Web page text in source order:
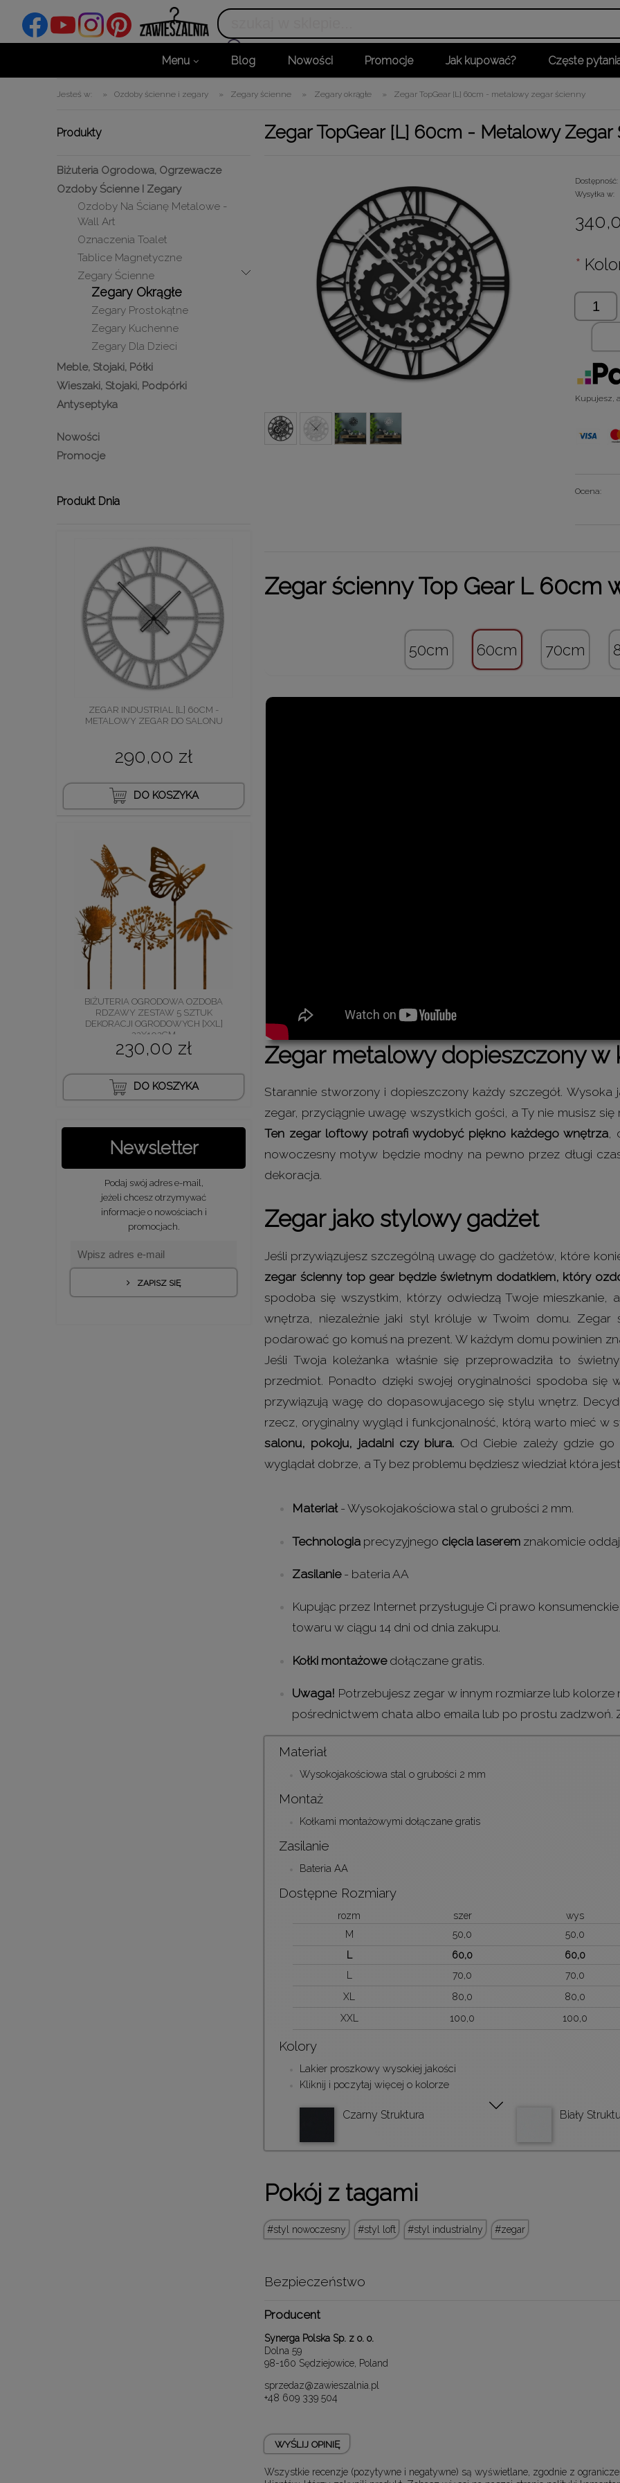
Menu Blog Nowości Promocje Jak kupować? Częste
Jesteś w: » Ozdoby ścienne i zegary » Zegary ścienne » Zegary okrągłe » Zegar TopGear [L] 60cm - metalowy zegar ścienny
Produkty
Biżuteria Ogrodowa, Ogrzewacze
Ozdoby Ścienne I Zegary
Ozdoby Na Ścianę Metalowe -
Wall Art
Oznaczenia Toalet
Tablice Magnetyczne
Zegary Ścienne
Zegary Okrągłe
Zegary Prostokątne
Zegary Kuchenne
Zegary Dla Dzieci
Meble, Stojaki, Półki
Wieszaki, Stojaki, Podpórki
Antyseptyka
Nowości
Promocje
Produkt Dnia
ZEGAR INDUSTRIAL [L] 60CM -
METALOWY ZEGAR DO SALONU
290,00 zł
DO KOSZYKA
BIŻUTERIA OGRODOWA OZDOBA
RDZAWY ZESTAW 5 SZTUK
DEKORACJI OGRODOWYCH [XXL]
22X102CM
230,00 zł
DO KOSZYKA
Newsletter
Podaj swój adres e-mail,
jeżeli chcesz otrzymywać
informacje o nowościach i
promocjach.
ZAPISZ SIĘ
Zegar TopGear [L] 60cm - Metalowy Zegar
Dostępność:
Wysyłka w:
*
Kupujesz,
Ocena:
Zegar ściennyTop Gear L 60cm
50cm 60cm 70cm
Zegar metalowy dopieszczony w
Starannie stworzony i dopieszczony każdy szczegół.
zegar, przyciągnie uwagę wszystkich gości, a Ty nie musisz
Ten zegar loftowy potrafi wydobyć piękno każdego wnętrza,
nowoczesny motyw będzie modny na pewno przez długi
dekoracja.
Zegar jako stylowy gadżet
Jeśli przywiązujesz szczególną uwagę do gadżetów, które
zegar ścienny top gear będzie świetnym dodatkiem, który
spodoba się wszystkim, którzy odwiedzą Twoje mieszkanie,
wnętrza, niezależnie jaki styl króluje w Twoim domu. Zegar
podarować go komuś na prezent. W każdym domu powinien
Jeśli Twoja koleżanka właśnie się przeprowadziła to
przedmiot. Ponadto dzięki swojej oryginalności spodoba się
przywiązują wagę do dopasowujacego się stylu wnętrz.
rzecz, oryginalny wygląd i funkcjonalność, którą warto mieć w
salonu, pokoju, jadalni czy biura. Od Ciebie zależy gdzie go
wyglądał dobrze, a Ty bez problemu będziesz wiedział która
Materiał- Wysokojakościowa stal o grubości 2 mm.
Technologia precyzyjnego cięcia laserem znakomicie
Zasilanie- bateria AA
Kupując przez Internet przysługuje Ci prawo
towaru w ciągu 14 dni od dnia zakupu.
Kołki montażowedołączane gratis.
Uwaga! Potrzebujesz zegar w innym rozmiarze lub
pośrednictwem chata albo emaila lub po prostu zadzwoń.
Materiał
Wysokojakościowa stal o grubości 2 mm
Montaż
Kołkami montażowymi dołączane gratis
Zasilanie
Bateria AA
Dostępne Rozmiary
rozm szer wys
M
50,0 50,0
L
60,0 60,0
70,0 70,0
XL
80,0 80,0
XXL
100,0 100,0
Kolory
Lakier proszkowy wysokiej jakości
Kliknij i poczytaj więcej o kolorze
Czarny Struktura Biały
Pokój z tagami
styl nowoczesny styl loft styl industrialny zegar
Bezpieczeństwo
Producent
Synerga Polska Sp. z o. o.
Dolna 59
98-160 Sędziejowice, Poland
sprzedaz@zawieszalnia.pl
+48 609 339 504
WYŚLIJ OPINIĘ
Wszystkie recenzje (pozytywne i negatywne) są wyświetlane, zgodnie z